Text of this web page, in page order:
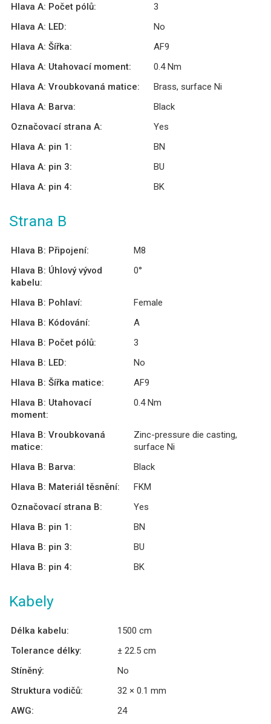
Hlava A: Počet pólů:
3
Hlava A: LED:
No
Hlava A: Šířka:
AF9
Hlava A: Utahovací moment:
0.4 Nm
Hlava A: Vroubkovaná matice:
Brass, surface Ni
Hlava A: Barva:
Black
Označovací strana A:
Yes
Hlava A: pin 1:
BN
Hlava A: pin 3:
BU
Hlava A: pin 4:
BK
Strana B
Hlava B: Připojení:
M8
Hlava B: Úhlový vývod
kabelu:
0°
Hlava B: Pohlaví:
Female
Hlava B: Kódování:
A
Hlava B: Počet pólů:
3
Hlava B: LED:
No
Hlava B: Šířka matice:
AF9
Hlava B: Utahovací
moment:
0.4 Nm
Hlava B: Vroubkovaná
matice:
Zinc-pressure die casting,
surface Ni
Hlava B: Barva:
Black
Hlava B: Materiál těsnění:
FKM
Označovací strana B:
Yes
Hlava B: pin 1:
BN
Hlava B: pin 3:
BU
Hlava B: pin 4:
BK
Kabely
Délka kabelu:
1500 cm
Tolerance délky:
± 22.5 cm
Stíněný:
No
Struktura vodičů:
32 × 0.1 mm
AWG:
24